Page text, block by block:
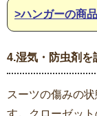
>ハンガーの商
4.湿気・防虫剤を
スーツの傷みの
す。クローゼッ